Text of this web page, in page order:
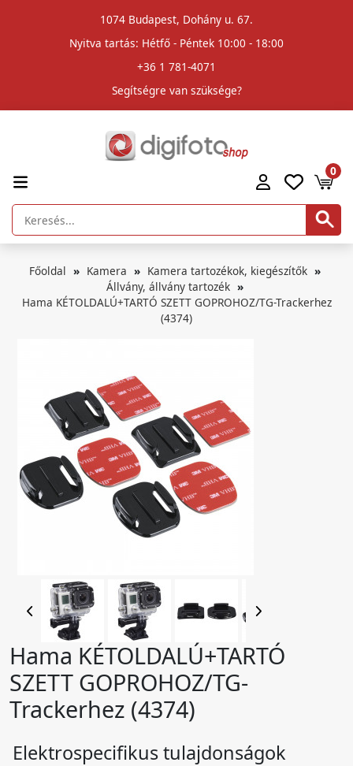
1074 Budapest, Dohány u. 67.
Nyitva tartás: Hétfő - Péntek 10:00 - 18:00
+36 1 781-4071
Segítségre van szüksége?
0
Főoldal Kamera
Kamera tartozékok, kiegészítők
Állvány, állvány tartozék
Hama KÉTOLDALÚ+TARTÓ SZETT GOPROHOZ/TG-Trackerhez
(4374)
Hama KÉTOLDALÚ+TARTÓ
SZETT GOPROHOZ/TG-
Trackerhez (4374)
Elektrospecifikus tulajdonságok